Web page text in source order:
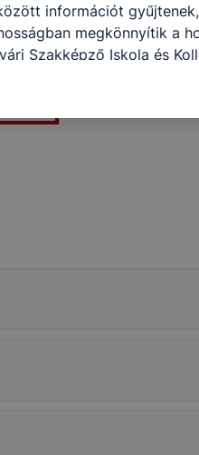
információt
megkönnyítik a
Szakképző Iskola és
információ gyűjtése
-annak felmérésével,
leginkább, így
élményt, ha ismét
ellenőrizheti és hogyan